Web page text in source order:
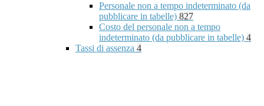
Personale non a tempo indeterminato (da
pubblicare in tabelle) 827
Costo del personale non a tempo
indeterminato (da pubblicare in tabelle) 4
Tassi di assenza 4